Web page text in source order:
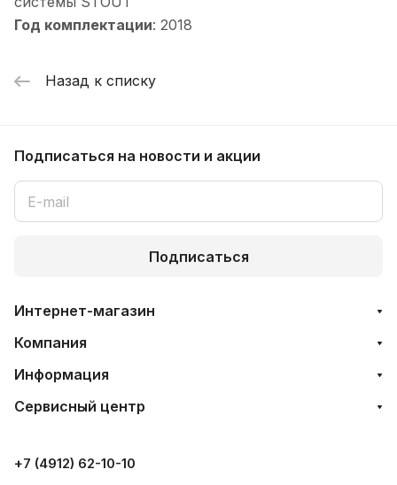
Год комплектации: 2018
Назад к списку
Подписаться на новости и акции
Подписаться
Интернет-магазин
Компания
Информация
Сервисный центр
+7 (4912) 62-10-10